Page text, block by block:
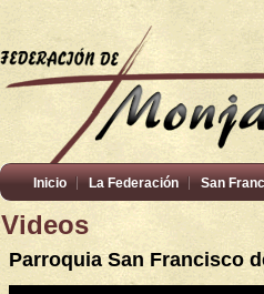
Inicio La Federación San
Videos
Parroquia San Francisco